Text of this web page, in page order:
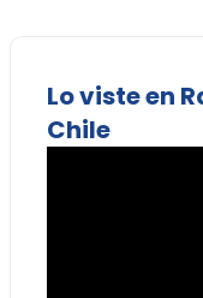
Lo viste en
Chile